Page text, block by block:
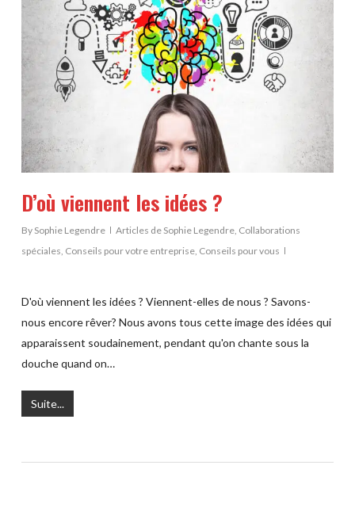
D’où viennent les idées ?
By Sophie Legendre Articles de Sophie Legendre, Collaborations
spéciales, Conseils pour votre entreprise, Conseils pour vous
D'où viennent les idées ? Viennent-elles de nous ? Savons-
nous encore rêver? Nous avons tous cette image des idées qui
apparaissent soudainement, pendant qu'on chante sous la
douche quand on…
Suite...